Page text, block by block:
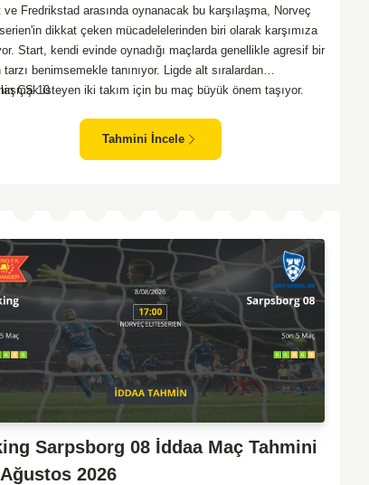
ve Fredrikstad arasında oynanacak bu karşılaşma, Norveç
dikkat çeken mücadelelerinden biri olarak karşımıza
Start, kendi evinde oynadığı maçlarda genellikle agresif bir
tarzı benimsemekle tanınıyor. Ligde alt sıralardan
isteyen iki takım için bu maç büyük önem taşıyor.
Bu durum, ev sahibi Start'a karşı mücadelede zorluk
Maçın temposunun yüksek olacağını ve her iki takımın
ÇŞ 10
Tahmini İncele
Sarpsborg 08 İddaa Maç Tahmini
2026